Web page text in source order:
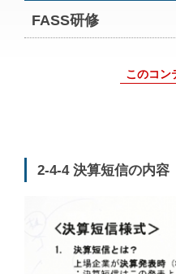
FASS研修
このコン
2-4-4 決算短信の内容